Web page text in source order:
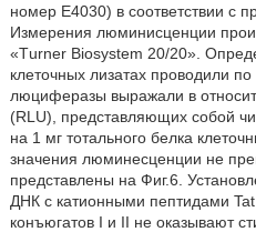
номер Е4030) в соответствии с
Измерения люминисценции
«Тurnеr Biosystem 20/20».
клеточных лизатах проводили
люциферазы выражали в
(RLU), представляющих собой
на 1 мг тотального белка
значения люминесценции не
представлены на Фиг.6.
ДНК с катионными пептидами
конъюгатов I и II не оказывают